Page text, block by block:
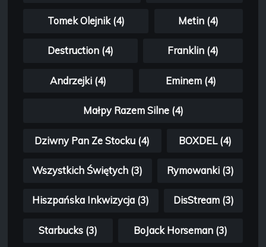
Tomek Olejnik (4) Metin (4)
Destruction (4) Franklin (4)
Andrzejki (4) Eminem (4)
Małpy Razem Silne (4)
Dziwny Pan Ze Stocku (4) BOXDEL (4)
Wszystkich Świętych (3) Rymowanki (3)
Hiszpańska Inkwizycja (3) DisStream (3)
Starbucks (3) BoJack Horseman (3)